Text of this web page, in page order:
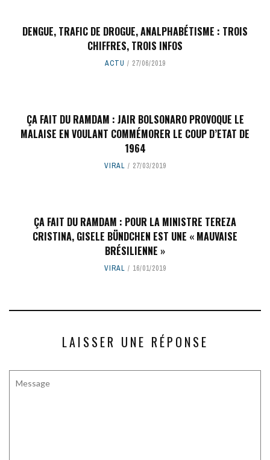
DENGUE, TRAFIC DE DROGUE, ANALPHABÉTISME : TROIS
CHIFFRES, TROIS INFOS
ACTU 27/06/2019
ÇA FAIT DU RAMDAM : JAIR BOLSONARO PROVOQUE LE
MALAISE EN VOULANT COMMÉMORER LE COUP D’ETAT DE
1964
VIRAL 27/03/2019
ÇA FAIT DU RAMDAM : POUR LA MINISTRE TEREZA
CRISTINA, GISELE BÜNDCHEN EST UNE « MAUVAISE
BRÉSILIENNE »
VIRAL 16/01/2019
LAISSER UNE RÉPONSE